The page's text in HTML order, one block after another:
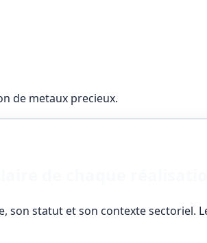
de metaux precieux.
son statut et son contexte